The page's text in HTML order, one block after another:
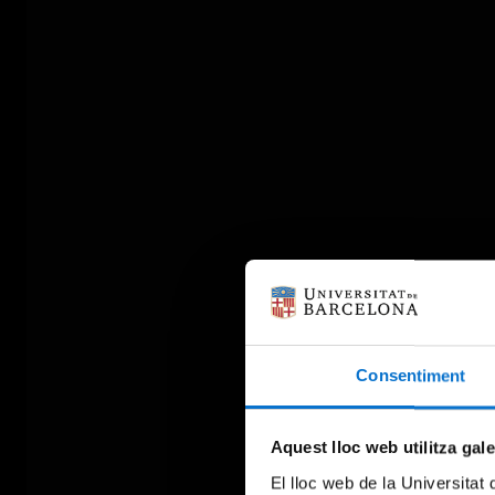
Consentiment
Aquest lloc web utilitza
El lloc web de la Universitat